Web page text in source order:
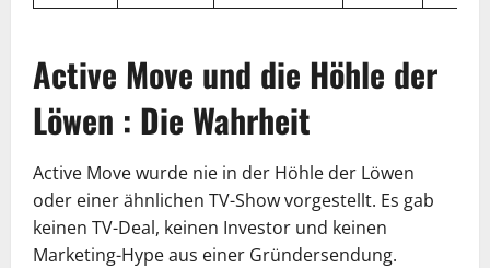
Active Move und die Höhle der
Löwen : Die Wahrheit
Active Move wurde nie in der Höhle der Löwen
oder einer ähnlichen TV-Show vorgestellt. Es gab
keinen TV-Deal, keinen Investor und keinen
Marketing-Hype aus einer Gründersendung.